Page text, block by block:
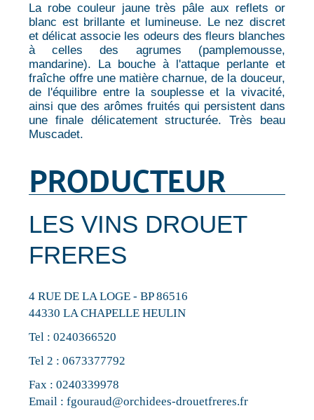
La robe couleur jaune très pâle aux reflets or
blanc est brillante et lumineuse. Le nez discret
et délicat associe les odeurs des fleurs blanches
à celles des agrumes (pamplemousse,
mandarine). La bouche à l'attaque perlante et
fraîche offre une matière charnue, de la douceur,
de l'équilibre entre la souplesse et la vivacité,
ainsi que des arômes fruités qui persistent dans
une finale délicatement structurée. Très beau
Muscadet.
PRODUCTEUR
LES VINS DROUET
FRERES
4 RUE DE LA LOGE - BP 86516
44330 LA CHAPELLE HEULIN
Tel :0240366520
Tel 2 :0673377792
Fax : 0240339978
Email :fgouraud@orchidees-drouetfreres.fr